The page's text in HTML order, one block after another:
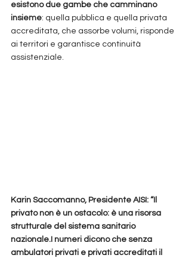
esistono due gambe che camminano
insieme: quella pubblica e quella privata
accreditata, che assorbe volumi, risponde
ai territori e garantisce continuità
assistenziale.
Karin Saccomanno, Presidente AISI: “Il
privato non è un ostacolo: è una risorsa
strutturale del sistema sanitario
nazionale.I numeri dicono che senza
ambulatori privati e privati accreditati il